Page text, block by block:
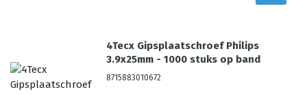
4Tecx Gipsplaatschroef Philips
3.9x25mm - 1000 stuks op band
8715883010672